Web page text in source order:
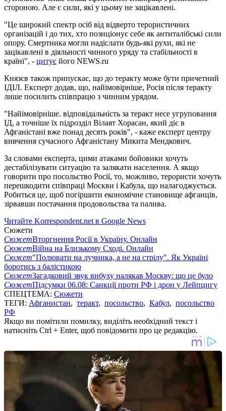
стороною. Але є сили, які у цьому не зацікавлені.
"Це широкий спектр осіб від відверто терористичних
організацій і до тих, хто позиціонує себе як антиталібські сили
опору. Смертника могли надіслати будь-які рухи, які не
зацікавлені в діяльності чинного уряду та стабільності в
країні", - цитує його NEWS.ru
Князєв також припускає, що до теракту може бути причетний
ІДІЛ. Експерт додав, що, найімовірніше, Росія після теракту
лише посилить співпрацю з чинним урядом.
"Найімовірніше. відповідальність за теракт несе угруповання
ІД, а точніше їх підрозділ Вілаят Хорасан, який діє в
Афганістані вже понад десять років", - каже експерт центру
вивчення сучасного Афганістану Микита Мендкович.
За словами експерта, цими атаками бойовики хочуть
дестабілізувати ситуацію та залякати населення. А якщо
говорити про посольство Росії, то, можливо, терористи хочуть
перешкодити співпраці Москви і Кабула, що налагоджується.
Робиться це, щоб погіршити економічне становище афганців,
зірвавши постачання продовольства та палива.
Читайте Korrespondent.net в Google News
Сюжети
СюжетВторгнення Росії в Україну. Онлайн
СюжетВійна на Близькому Сході. Онлайн
Сюжет"Полювати на лучника, а не на стрілу". Як Україні
боротись з балістикою
СюжетЗагадковий звук вибуху налякав Москву: що це було
СюжетПідсумки 06.08: Санкції проти РФ і дрон у Лейпцигу
СПЕЦТЕМА: Сюжети
ТЕГИ: Афганистан, теракт, посольство, Кабул, посольство
РФ
Якщо ви помітили помилку, виділіть необхідний текст і
натисніть Ctrl + Enter, щоб повідомити про це редакцію.